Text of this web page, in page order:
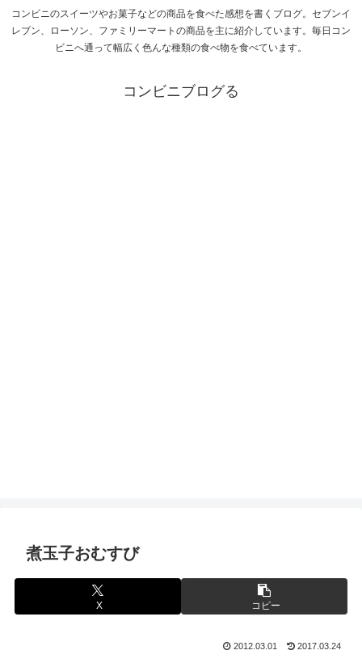
コンビニのスイーツやお菓子などの商品を食べた感想を書くブログ。セブンイ
レブン、ローソン、ファミリーマートの商品を主に紹介しています。毎日コン
ビニへ通って幅広く色んな種類の食べ物を食べています。
コンビニブログる
煮玉子おむすび
X コピー
2012.03.01 2017.03.24